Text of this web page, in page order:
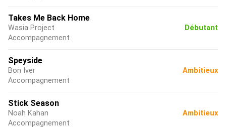
Takes Me Back Home
Wasia Project
Accompagnement
Débutant
Speyside
Bon Iver
Accompagnement
Ambitieux
Stick Season
Noah Kahan
Accompagnement
Ambitieux